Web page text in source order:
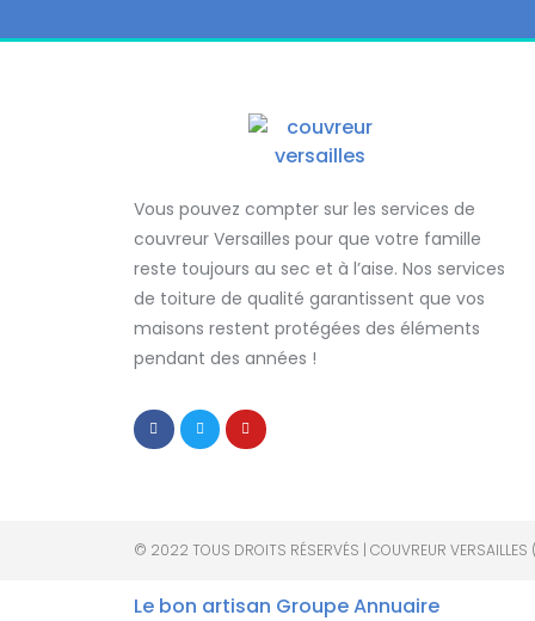
Vous pouvez compter sur les services de
couvreur Versailles pour que votre famille
reste toujours au sec et à l’aise. Nos services
de toiture de qualité garantissent que vos
maisons restent protégées des éléments
pendant des années !
© 2022 TOUS DROITS RÉSERVÉS | COUVREUR
Le bon artisan Groupe Annuaire